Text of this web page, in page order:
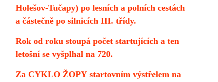
Holešov-Tučapy) po lesních a polních cestách
a částečně po silnicích III. třídy.
Rok od roku stoupá počet startujících a ten
letošní se vyšplhal na 720.
Za CYKLO ŽOPY startovním výstřelem na